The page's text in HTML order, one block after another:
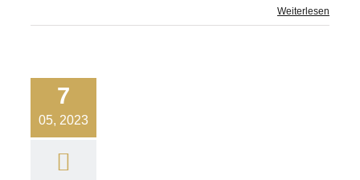
Weiterlesen
7
05, 2023